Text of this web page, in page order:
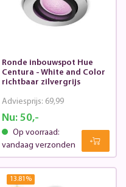
Ronde inbouwspot Hue
Centura - White and Color
richtbaar zilvergrijs
Nu: 50,-
Adviesprijs: 69,99
Op voorraad:
vandaag verzonden
13.81 %